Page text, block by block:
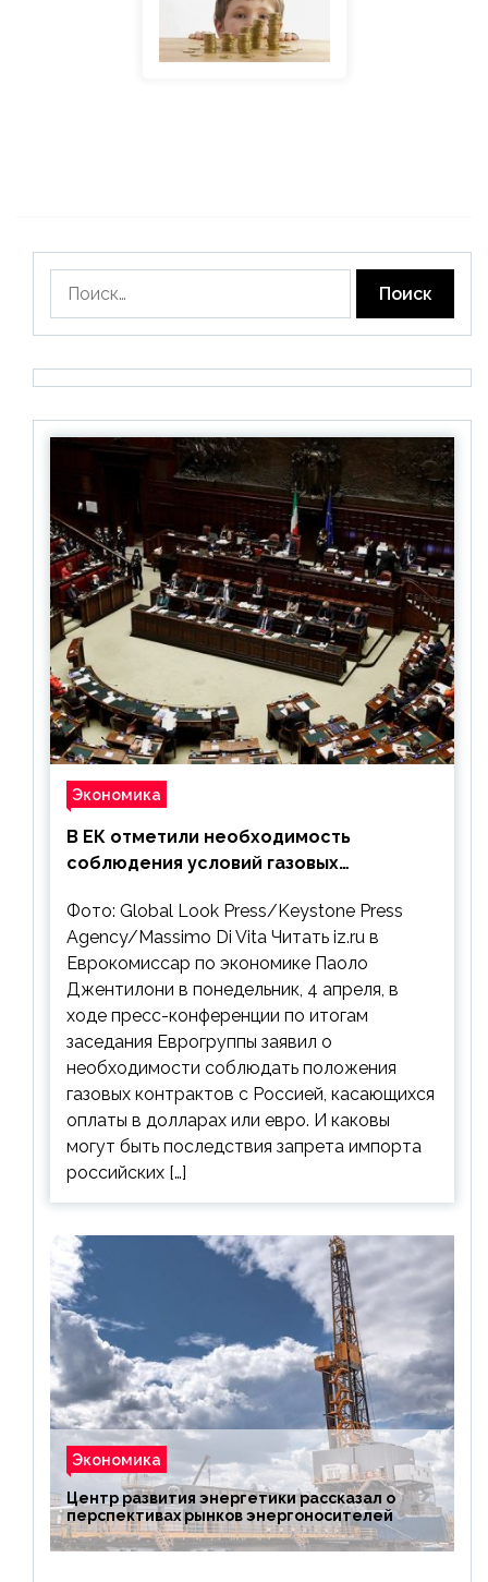
Экономика
В ЕК отметили необходимость
соблюдения условий газовых
Фото: Global Look Press/Keystone Press
Agency/Massimo Di Vita Читать iz.ru в
Еврокомиссар по экономике Паоло
Джентилони в понедельник, 4 апреля, в
ходе пресс-конференции по итогам
заседания Еврогруппы заявил о
необходимости соблюдать положения
газовых контрактов с Россией, касающихся
оплаты в долларах или евро. И каковы
могут быть последствия запрета импорта
российских […]
Экономика
Центр развития энергетики рассказал о
перспективах рынков энергоносителей